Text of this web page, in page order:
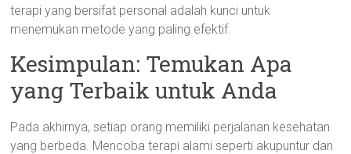
terapi yang bersifat personal adalah kunci untuk
menemukan metode yang paling efektif.
Kesimpulan: Temukan Apa
yang Terbaik untuk Anda
Pada akhirnya, setiap orang memiliki perjalanan kesehatan
yang berbeda. Mencoba terapi alami seperti akupuntur dan